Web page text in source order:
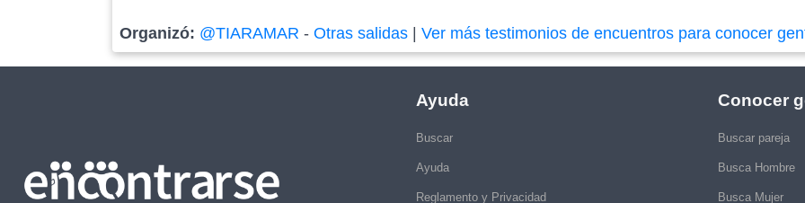
Organizó: @TIARAMAR -Otras salidas |Ver más testimonios de encuentros para conocer
Ayuda
Buscar
Ayuda
Reglamento y Privacidad
Conocer
Buscar pareja
Busca Hombre
Busca Mujer